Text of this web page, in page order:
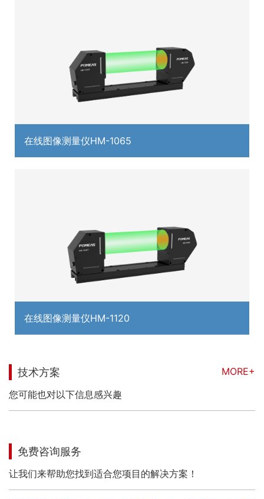
在线图像测量仪HM-1065
在线图像测量仪HM-1120
技术方案
MORE+
您可能也对以下信息感兴趣
免费咨询服务
让我们来帮助您找到适合您项目的解决方案！